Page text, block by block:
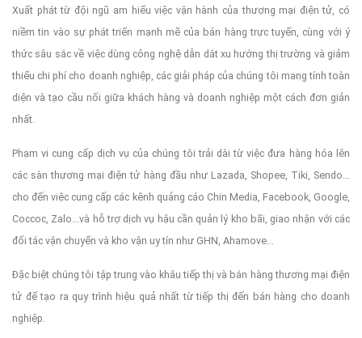
Xuất phát từ đội ngũ am hiểu việc vận hành của thương mại điện tử, có
niềm tin vào sự phát triển mạnh mẽ của bán hàng trực tuyến, cùng với ý
thức sâu sắc về việc dùng công nghệ dẫn dắt xu hướng thị trường và giảm
thiểu chi phí cho doanh nghiệp, các giải pháp của chúng tôi mang tính toàn
diện và tạo cầu nối giữa khách hàng và doanh nghiệp một cách đơn giản
nhất.
Phạm vi cung cấp dịch vụ của chúng tôi trải dài từ việc đưa hàng hóa lên
các sàn thương mại điện tử hàng đầu như Lazada, Shopee, Tiki, Sendo...
cho đến việc cung cấp các kênh quảng cáo Chin Media, Facebook, Google,
Coccoc, Zalo...và hỗ trợ dịch vụ hậu cần quản lý kho bãi, giao nhận với các
đối tác vận chuyển và kho vận uy tín như GHN, Ahamove...
Đặc biệt chúng tôi tập trung vào khâu tiếp thị và bán hàng thương mại điện
tử để tạo ra quy trình hiệu quả nhất từ tiếp thị đến bán hàng cho doanh
nghiệp.